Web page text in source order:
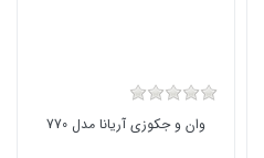
وان و جکوزی آریانا مدل 770